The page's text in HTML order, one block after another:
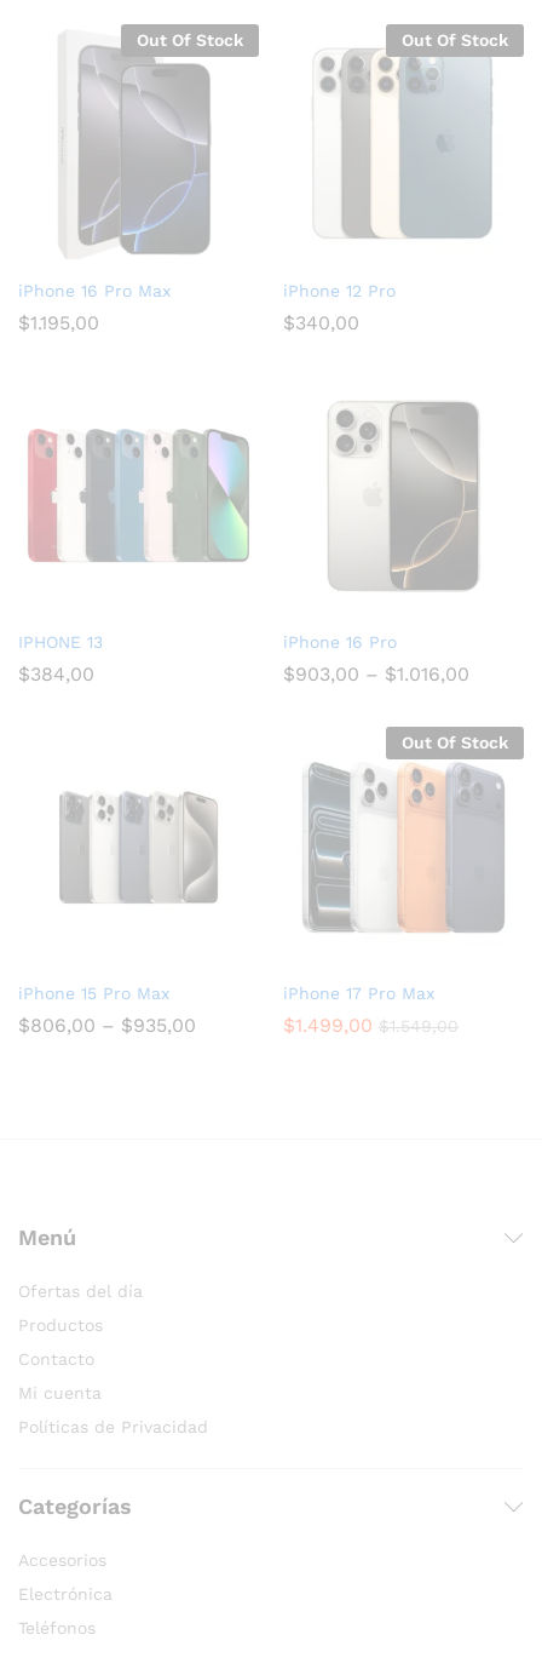
Out Of Stock
iPhone 16 Pro Max
$1.195,00
Out Of Stock
iPhone 12 Pro
$340,00
IPHONE 13
$384,00
iPhone 16 Pro
$903,00 – $1.016,00
iPhone 15 Pro Max
$806,00 – $935,00
Out Of Stock
iPhone 17 Pro Max
$1.499,00 $1.549,00
Menú
Ofertas del día
Productos
Contacto
Mi cuenta
Políticas de Privacidad
Categorías
Accesorios
Electrónica
Teléfonos